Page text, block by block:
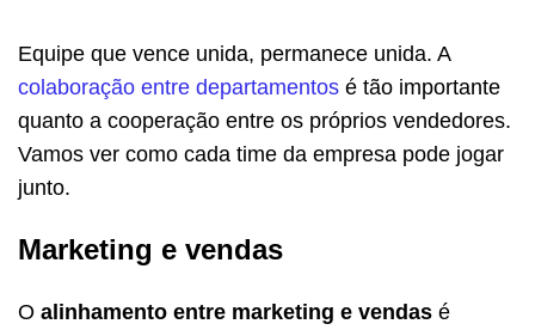
Equipe que vence unida, permanece unida. A
colaboração entre departamentos é tão importante
quanto a cooperação entre os próprios vendedores.
Vamos ver como cada time da empresa pode jogar
junto.
Marketing e vendas
O alinhamento entre marketing e vendas é